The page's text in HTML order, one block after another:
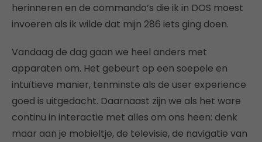
herinneren en de commando’s die ik in DOS moest
invoeren als ik wilde dat mijn 286 iets ging doen.
Vandaag de dag gaan we heel anders met
apparaten om. Het gebeurt op een soepele en
intuïtieve manier, tenminste als de user experience
goed is uitgedacht. Daarnaast zijn we als het ware
continu in interactie met alles om ons heen: denk
maar aan je mobieltje, de televisie, de navigatie van